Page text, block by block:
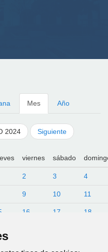
Mes Año
2024 Siguiente
viernes sábado
2 3 4
9 10 11
16 17 18